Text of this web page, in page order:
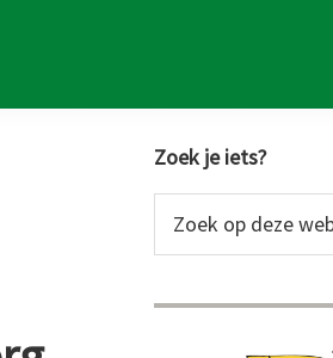
Primaire
Sidebar
Zoek je iets?
op
website